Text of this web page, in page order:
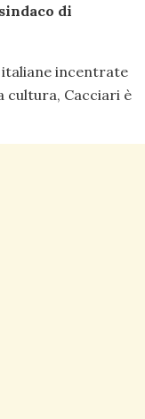
di
italiane incentrate
cultura, Cacciari è